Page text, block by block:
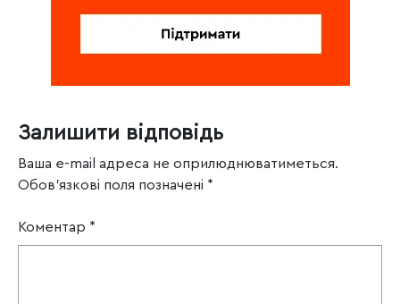
Залишити відповідь
Ваша e-mail адреса не оприлюднюватиметься.
Обов’язкові поля позначені *
Коментар *